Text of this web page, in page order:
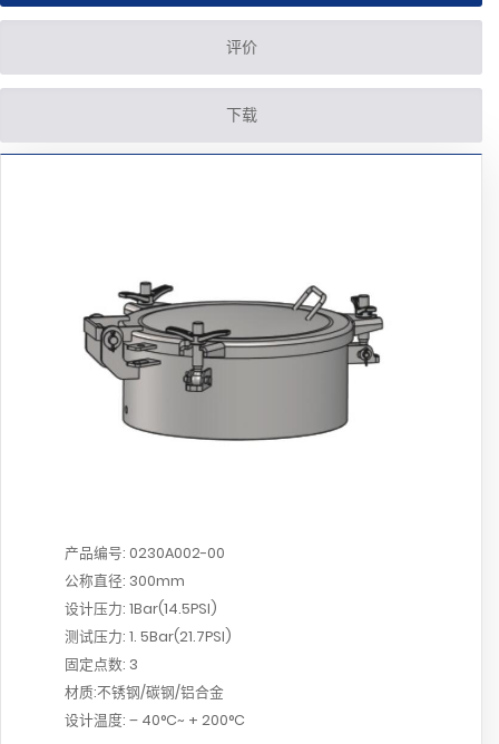
评价
下载
产品编号: 0230A002-00
公称直径: 300mm
设计压力: 1Bar(14.5PSI)
测试压力: 1. 5Bar(21.7PSI)
固定点数: 3
材质:不锈钢/碳钢/铝合金
设计温度: – 40°C~ + 200°C